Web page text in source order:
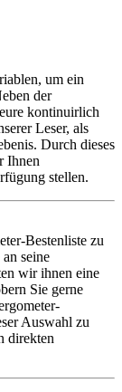
um ein
der
kontinuirlich
Leser, als
Durch dieses
Ihnen
stellen.
Bestenliste zu
seine
wir ihnen eine
Sie gerne
Auswahl zu
direkten